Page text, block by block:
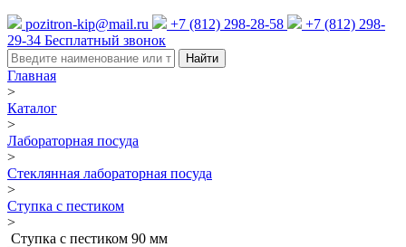
pozitron-kip@mail.ru +7 (812) 298-28-58
+7 (812) 298-
29-34 Бесплатный звонок
Найти
Главная
>
Каталог
>
Лабораторная посуда
>
Стеклянная лабораторная посуда
>
Ступка с пестиком
>
Ступка с пестиком 90 мм